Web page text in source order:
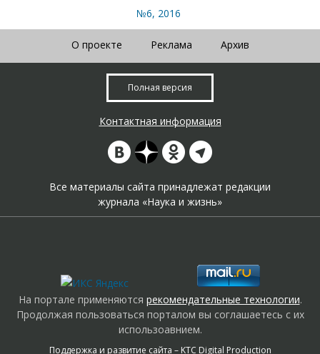
№6, 2016
О проекте Реклама Архив
Полная версия
Контактная информация
Все материалы сайта принадлежат редакции
журнала «Наука и жизнь»
На портале применяются рекомендательные технологии.
Продолжая пользоваться порталом вы соглашаетесь с их
использоавнием.
Поддержка и развитие сайта – KTC Digital Production